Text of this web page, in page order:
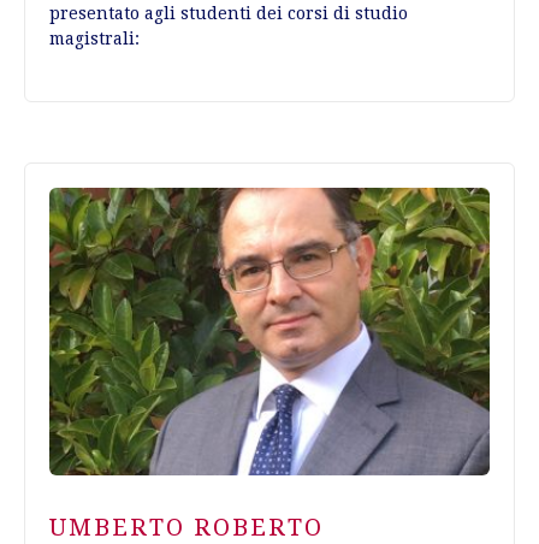
presentato agli studenti dei corsi di studio
magistrali:
UMBERTO ROBERTO